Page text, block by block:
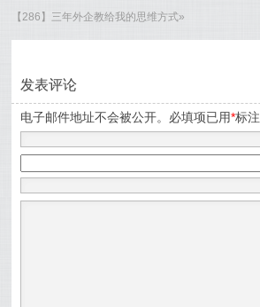
【286】三年外企教给我的思维方式»
发表评论
电子邮件地址不会被公开。必填项已用*标注